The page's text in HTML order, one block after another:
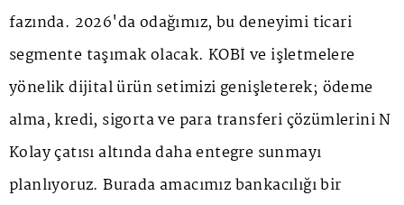
fazında. 2026'da odağımız, bu deneyimi ticari
segmente taşımak olacak. KOBİ ve işletmelere
yönelik dijital ürün setimizi genişleterek; ödeme
alma, kredi, sigorta ve para transferi çözümlerini N
Kolay çatısı altında daha entegre sunmayı
planlıyoruz. Burada amacımız bankacılığı bir